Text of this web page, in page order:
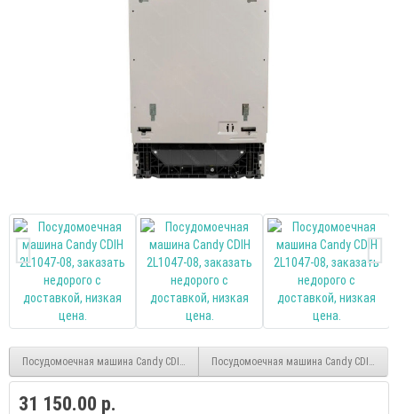
Посудомоечная машина Candy CDIH 1L949-08 встраиваемая
Посудомоечная машина Candy CDIN
31 150.00 р.